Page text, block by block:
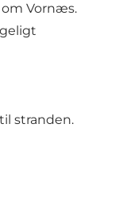
Vornæs.
stranden.